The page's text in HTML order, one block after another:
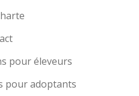
pour éleveurs
pour adoptants